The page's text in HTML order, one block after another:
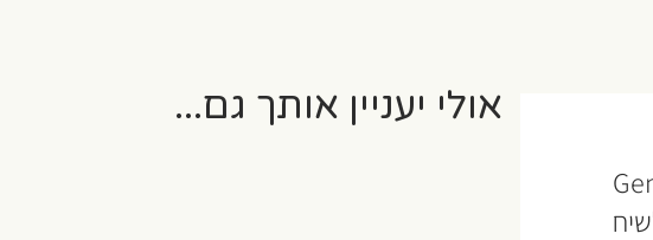
אולי יעניין אותך גם...